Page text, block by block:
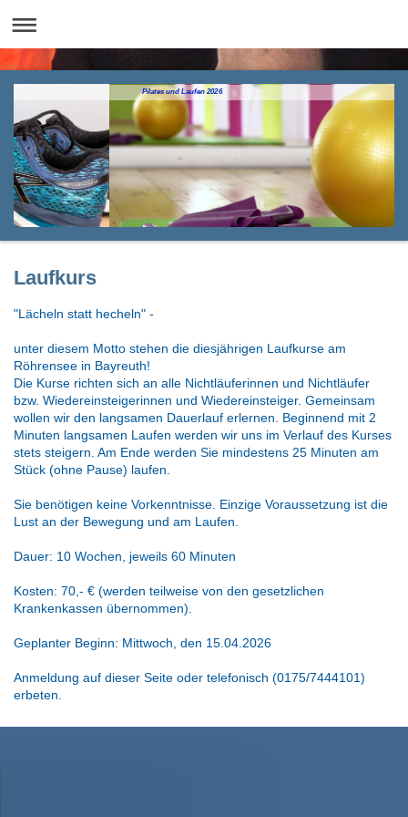
Pilates und Laufen 2026
Laufkurs
"Lächeln statt hecheln" -
unter diesem Motto stehen die diesjährigen Laufkurse am
Röhrensee in Bayreuth!
Die Kurse richten sich an alle Nichtläuferinnen und Nichtläufer
bzw. Wiedereinsteigerinnen und Wiedereinsteiger. Gemeinsam
wollen wir den langsamen Dauerlauf erlernen. Beginnend mit 2
Minuten langsamen Laufen werden wir uns im Verlauf des Kurses
stets steigern. Am Ende werden Sie mindestens 25 Minuten am
Stück (ohne Pause) laufen.
Sie benötigen keine Vorkenntnisse. Einzige Voraussetzung ist die
Lust an der Bewegung und am Laufen.
Dauer: 10 Wochen, jeweils 60 Minuten
Kosten: 70,- € (werden teilweise von den gesetzlichen
Krankenkassen übernommen).
Geplanter Beginn: Mittwoch, den 15.04.2026
Anmeldung auf dieser Seite oder telefonisch (0175/7444101)
erbeten.